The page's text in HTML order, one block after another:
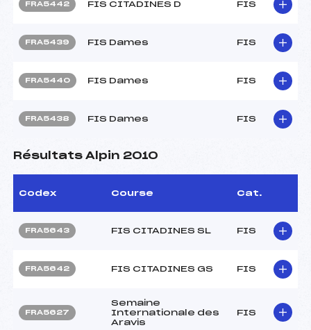
FRA5442 FIS CITADINES D FIS
FRA5439 FIS Dames FIS
FRA5440 FIS Dames FIS
FRA5438 FIS Dames FIS
Résultats Alpin 2010
Codex Course Cat.
FRA5643 FIS CITADINES SL FIS
FRA5642 FIS CITADINES GS FIS
FRA5627
Semaine
Internationale des
Aravis
FIS